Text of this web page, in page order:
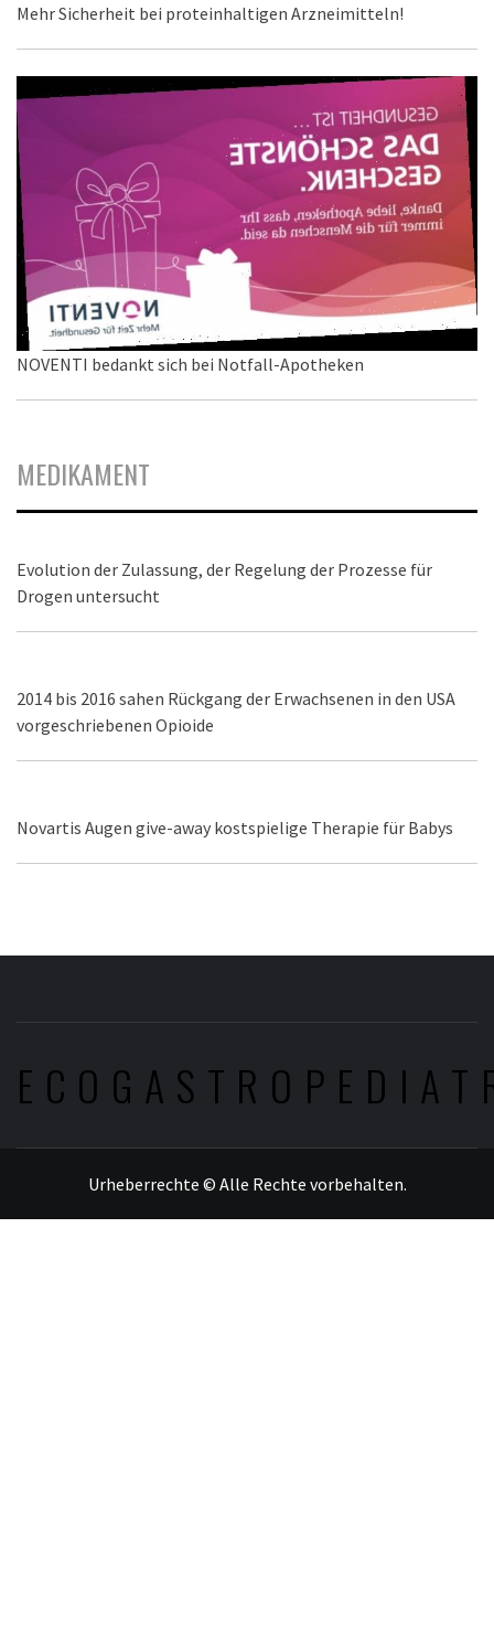
Mehr Sicherheit bei proteinhaltigen Arzneimitteln!
NOVENTI bedankt sich bei Notfall-Apotheken
MEDIKAMENT
Evolution der Zulassung, der Regelung der Prozesse für
Drogen untersucht
2014 bis 2016 sahen Rückgang der Erwachsenen in den USA
vorgeschriebenen Opioide
Novartis Augen give-away kostspielige Therapie für Babys
Urheberrechte © Alle Rechte vorbehalten.